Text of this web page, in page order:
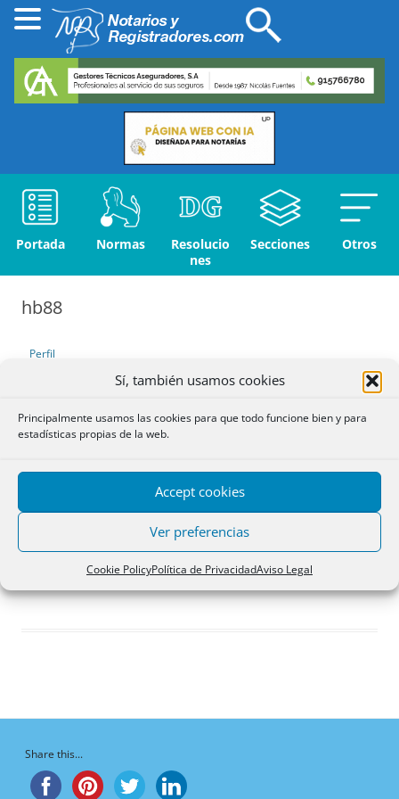
Sí, también usamos cookies
Principalmente usamos las cookies para que todo funcione bien y para
estadísticas propias de la web.
Accept cookies
Ver preferencias
Cookie PolicyPolítica de PrivacidadAviso Legal
Portada Normas
Resolucio
nes
Secciones Otros
hb88
Perfil
Debates iniciados
Respuestas creadas
Participaciones
Favoritos
Debates favoritos del
foro
¡Vaya, no hay debates aquí!
Share this...